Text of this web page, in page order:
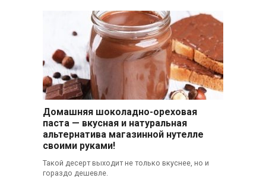
Домашняя шоколадно-ореховая
паста — вкусная и натуральная
альтернатива магазинной нутелле
своими руками!
Такой десерт выходит не только вкуснее, но и
гораздо дешевле.